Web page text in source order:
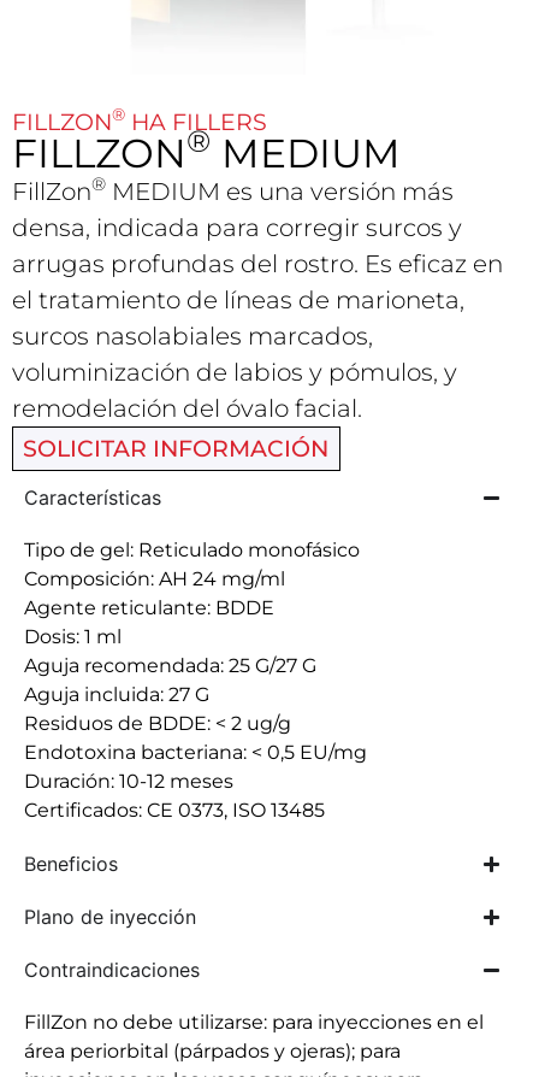
FILLZON® HA FILLERS
FILLZON® MEDIUM
FillZon® MEDIUM es una versión más
densa, indicada para corregir surcos y
arrugas profundas del rostro. Es eficaz en
el tratamiento de líneas de marioneta,
surcos nasolabiales marcados,
voluminización de labios y pómulos, y
remodelación del óvalo facial.
SOLICITAR INFORMACIÓN
Características
Tipo de gel: Reticulado monofásico
Composición: AH 24 mg/ml
Agente reticulante: BDDE
Dosis: 1 ml
Aguja recomendada: 25 G/27 G
Aguja incluida: 27 G
Residuos de BDDE: < 2 ug/g
Endotoxina bacteriana: < 0,5 EU/mg
Duración: 10-12 meses
Certificados: CE 0373, ISO 13485
Beneficios
Plano de inyección
Contraindicaciones
FillZon no debe utilizarse: para inyecciones en el
área periorbital (párpados y ojeras); para